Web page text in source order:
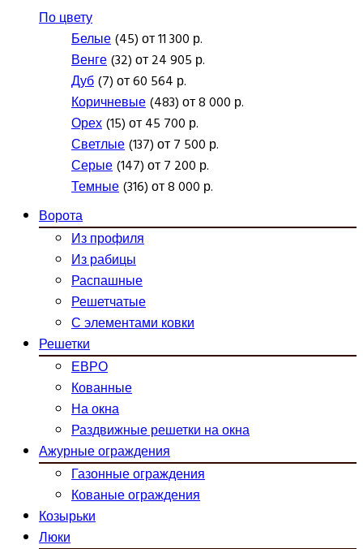
По цвету
Белые(45) от 11 300 р.
Венге(32) от 24 905 р.
Дуб(7) от 60 564 р.
Коричневые(483) от 8 000 р.
Орех(15) от 45 700 р.
Светлые(137) от 7 500 р.
Серые(147) от 7 200 р.
Темные(316) от 8 000 р.
Ворота
Из профиля
Из рабицы
Распашные
Решетчатые
С элементами ковки
Решетки
ЕВРО
Кованные
На окна
Раздвижные решетки на окна
Ажурные ограждения
Газонные ограждения
Кованые ограждения
Козырьки
Люки